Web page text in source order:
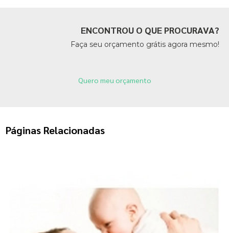
ENCONTROU O QUE PROCURAVA?
Faça seu orçamento grátis agora mesmo!
Quero meu orçamento
Páginas Relacionadas